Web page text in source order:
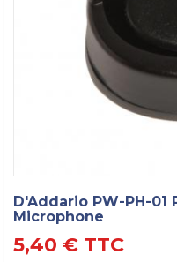
D'Addario PW-PH-
Microphone
5,40 € TTC